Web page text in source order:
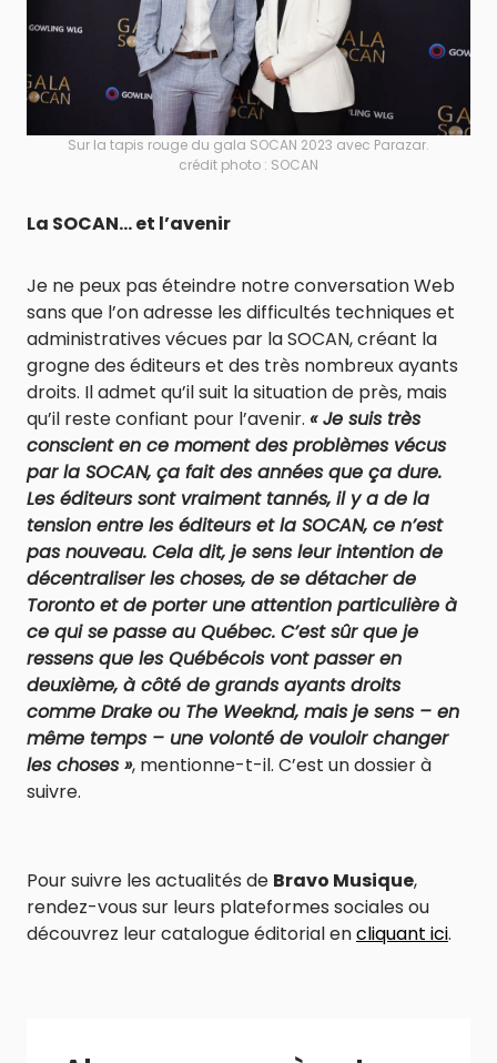
Sur la tapis rouge du gala SOCAN 2023 avec Parazar.
crédit photo : SOCAN
La SOCAN… et l’avenir
Je ne peux pas éteindre notre conversation Web
sans que l’on adresse les difficultés techniques et
administratives vécues par la SOCAN, créant la
grogne des éditeurs et des très nombreux ayants
droits. Il admet qu’il suit la situation de près, mais
qu’il reste confiant pour l’avenir. « Je suis très
conscient en ce moment des problèmes vécus
par la SOCAN, ça fait des années que ça dure.
Les éditeurs sont vraiment tannés, il y a de la
tension entre les éditeurs et la SOCAN, ce n’est
pas nouveau. Cela dit, je sens leur intention de
décentraliser les choses, de se détacher de
Toronto et de porter une attention particulière à
ce qui se passe au Québec. C’est sûr que je
ressens que les Québécois vont passer en
deuxième, à côté de grands ayants droits
comme Drake ou The Weeknd, mais je sens – en
même temps – une volonté de vouloir changer
les choses », mentionne-t-il. C’est un dossier à
suivre.
Pour suivre les actualités de Bravo Musique,
rendez-vous sur leurs plateformes sociales ou
découvrez leur catalogue éditorial encliquant ici.